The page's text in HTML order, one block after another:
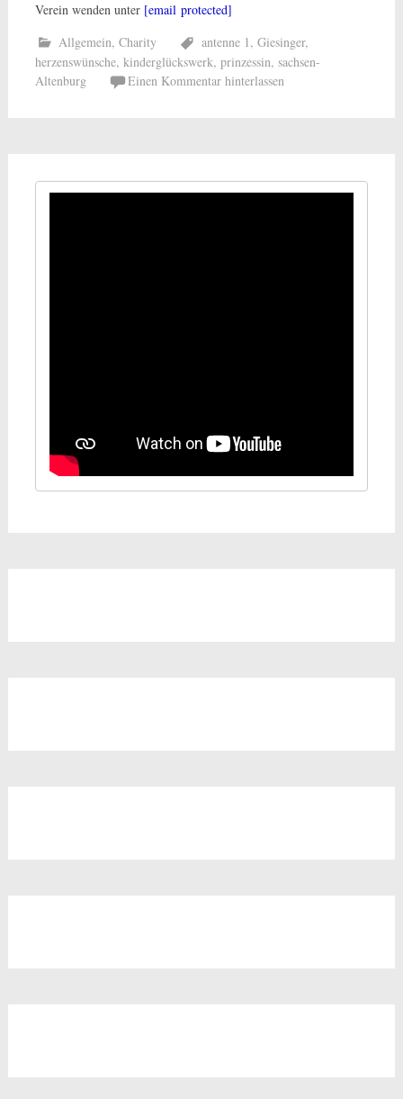
Verein wenden unter [email protected]
Allgemein, Charity antenne 1, Giesinger,
herzenswünsche, kinderglückswerk, prinzessin, sachsen-
Altenburg
Einen Kommentar hinterlassen